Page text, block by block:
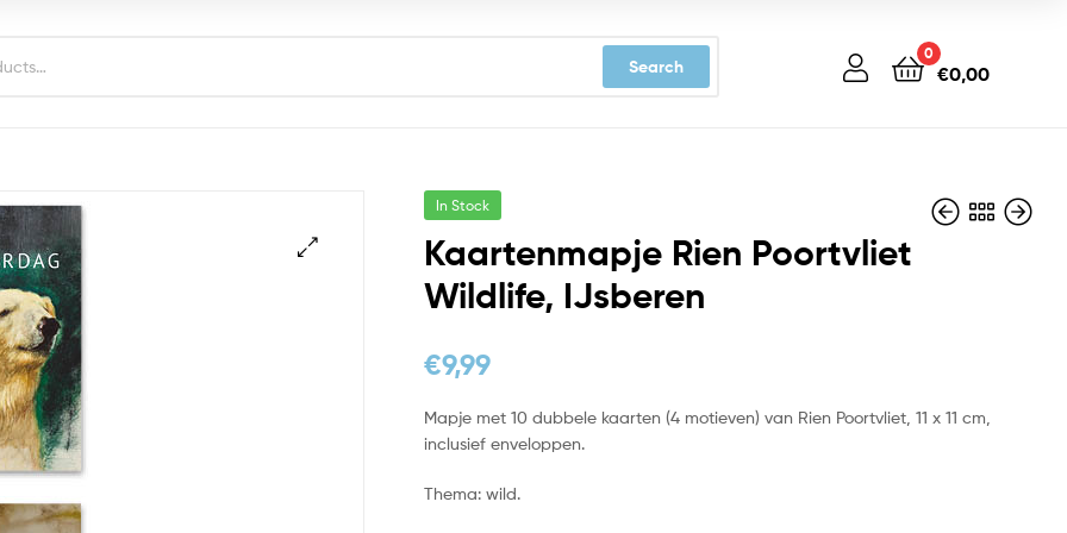
Search
0
€0,00
In Stock
Kaartenmapje Rien Poortvliet
Wildlife, IJsberen
€9,99
Mapje met 10 dubbele kaarten (4 motieven) van Rien Poortvliet, 11 x 11 cm,
inclusief enveloppen.
Thema: wild.